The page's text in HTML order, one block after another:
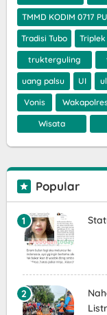
TMMD KODIM 0717
Tradisi Tubo Triplek
trukterguling
uang palsu UI
Vonis
Wisata
Popular